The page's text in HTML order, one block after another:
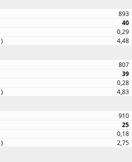
893
40
0,29
4,48
807
39
0,28
4,83
910
25
0,18
2,75